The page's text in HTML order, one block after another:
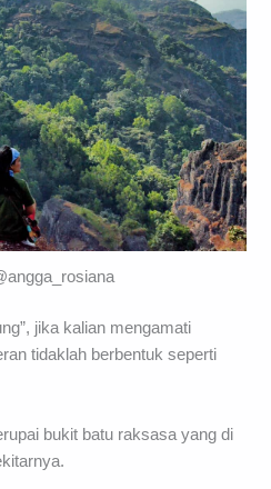
jika kalian mengamati
tidaklah berbentuk seperti
bukit batu raksasa yang di